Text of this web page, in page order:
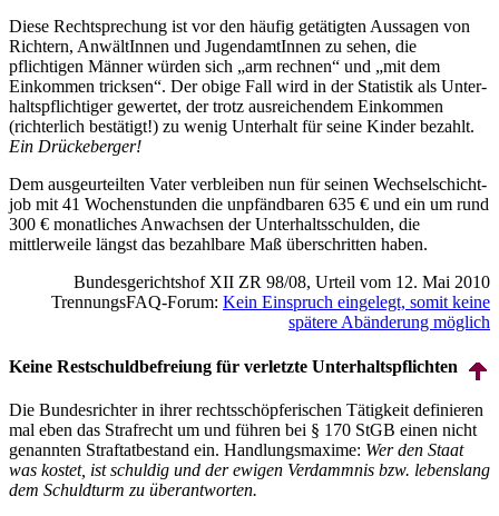
Diese Recht­sprechung ist vor den häufig getätigten Aussagen von
Richtern, AnwältInnen und JugendamtInnen zu sehen, die
pflichtigen Männer würden sich „arm rechnen“ und „mit dem
Einkommen tricksen“. Der obige Fall wird in der Statistik als Unter­
halts­pflichtiger gewertet, der trotz ausreichendem Einkommen
(richterlich bestätigt!) zu wenig Unterhalt für seine Kinder bezahlt.
Ein Drückeberger!
Dem aus­geurteilten Vater verbleiben nun für seinen Wechsel­schicht­
job mit 41 Wochen­stunden die unpfändbaren 635 € und ein um rund
300 € monatliches Anwachsen der Unterhalts­schulden, die
mittlerweile längst das bezahlbare Maß überschritten haben.
Bundes­gerichts­hof XII ZR 98/08, Urteil vom 12. Mai 2010
TrennungsFAQ-Forum: Kein Einspruch eingelegt, somit keine
spätere Abänderung möglich
Keine Restschuldbefreiung für verletzte Unter­halts­pflichten
Die Bundesrichter in ihrer rechts­schöpferischen Tätigkeit definieren
mal eben das Strafrecht um und führen bei § 170 StGB einen nicht
genannten Straftatbestand ein. Handlungsmaxime: Wer den Staat
was kostet, ist schuldig und der ewigen Verdammnis bzw. lebenslang
dem Schuldturm zu überantworten.